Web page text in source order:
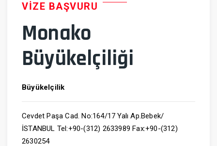
VIZE BAŞVURU
Monako
Büyükelçiliği
Büyükelçilik
Cevdet Paşa Cad. No:164/17 Yalı Ap.Bebek/
İSTANBUL Tel:+90-(312) 2633989 Fax:+90-(312)
2630254